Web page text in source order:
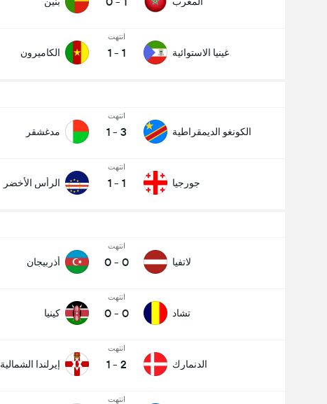
غينيا الاستوائية
انتهت
1
-
1 الكاميرون
الكونغو الديمقراطية
انتهت
3
-
1 مدغشقر
جورجيا
انتهت
1
-
1 الرأس الأخضر
لاتفيا
انتهت
0
-
0 أذربيجان
تشاد
انتهت
0
-
0 كينيا
الدنمارك
انتهت
2
-
1 إيرلندا الشمالية
انتهت